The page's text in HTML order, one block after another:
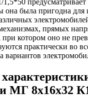
она была пригодна для
прямых
при котором оно не
практически во
вариантов
МГ 8х16х32